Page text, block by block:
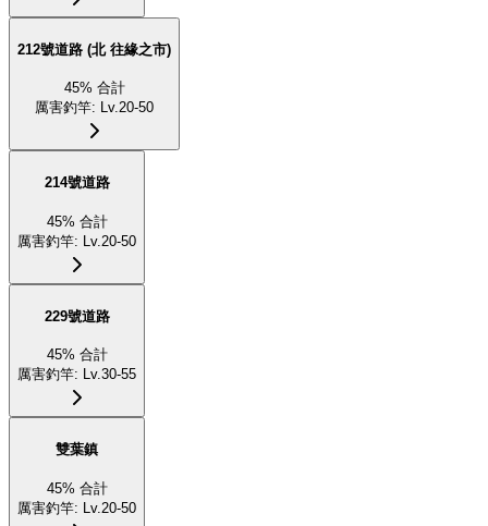
212號道路 (北 往緣之市)
45% 合計
厲害釣竿: Lv.20-50
214號道路
45% 合計
厲害釣竿: Lv.20-50
229號道路
45% 合計
厲害釣竿: Lv.30-55
雙葉鎮
45% 合計
厲害釣竿: Lv.20-50